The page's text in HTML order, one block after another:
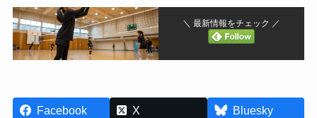
＼ 最新情報をチェック ／
Facebook X
Bluesky